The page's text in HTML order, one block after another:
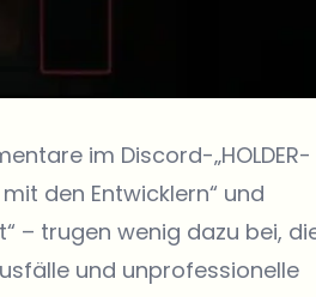
im Discord-„HOLDER-
den Entwicklern“ und
– trugen wenig dazu bei,
und unprofessionelle